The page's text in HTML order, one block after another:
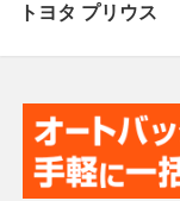
トヨタ プリウス